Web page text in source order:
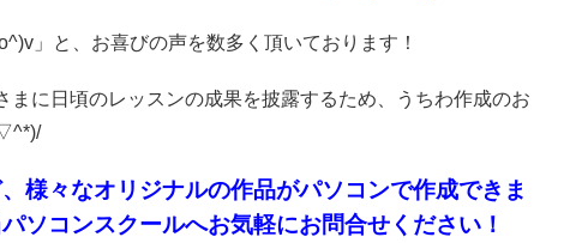
」と、お喜びの声を数多く頂いております！
に日頃のレッスンの成果を披露するため、うちわ作成のお
様々なオリジナルの作品がパソコンで作成できま
ソコンスクールへお気軽にお問合せください！